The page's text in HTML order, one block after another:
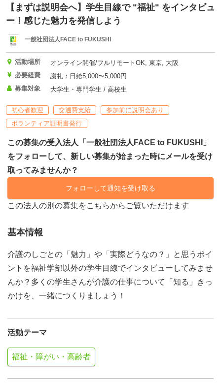
【まずは説明会へ】学生目線で "福祉" をインタビュ
ー！感じた魅力を発信しよう
一般社団法人FACE to FUKUSHI
活動場所
オンライン開催/フルリモートOK, 東京, 大阪
必要経費
謝礼：日給5,000〜5,000円
募集対象
大学生・専門学生 / 高校生
初心者歓迎 交通費支給
参加前に説明会あり
ボランティア証明書発行
この募集の受入法人「一般社団法人FACE to FUKUSHI」
をフォローして、新しい募集が始まった時にメールを受け
取ってみませんか？
フォローして通知を受け取る
この法人の別の募集をこちらからご覧いただけます
基本情報
介護のしごとの「魅力」や「実際どうなの？」と思うポイ
ントを福祉学部以外の学生目線でインタビューしてみませ
んか？多くの学生さんが介護の仕事について「知る」きっ
かけを、一緒につくりましょう！
活動テーマ
福祉・障がい・高齢者